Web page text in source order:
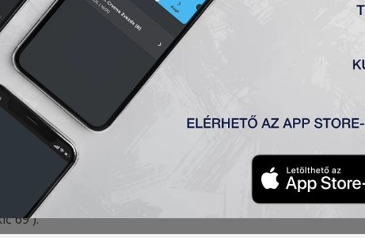
3. FORDULÓ, TSC –
Lazarevac)4
Petrović (
, Đakovac (Santrač 8 ,
69′).